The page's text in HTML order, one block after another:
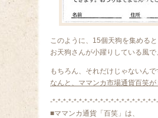
このように、15個天狗を集めると
お天狗さんが小躍りしている風で
もちろん、それだけじゃないんで
なんと、ママンカ市場通貨百笑が
-*-*-*-*-*-*-*-*-*-*-*-*-*-*-*-*-*-*-*-
■ママンカ通貨「百笑」は、